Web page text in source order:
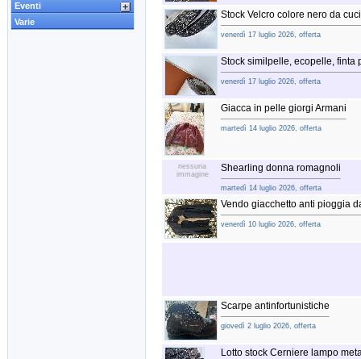
Eventi
Varie
Stock Velcro colore nero da
venerdì 17 luglio 2026, offerta
Stock similpelle, ecopelle, finta
venerdì 17 luglio 2026, offerta
Giacca in pelle giorgi Armani
martedì 14 luglio 2026, offerta
nessuna
immagine
Shearling donna romagnoli
martedì 14 luglio 2026, offerta
Vendo giacchetto anti pioggia
venerdì 10 luglio 2026, offerta
Scarpe antinfortunistiche
giovedì 2 luglio 2026, offerta
Lotto stock Cerniere lampo